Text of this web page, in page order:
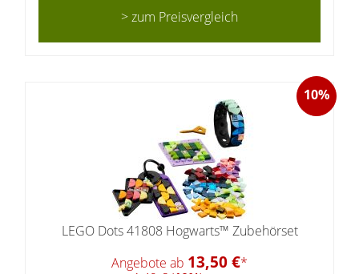
> zum Preisvergleich
10%
LEGO Dots 41808 Hogwarts™ Zubehörset
Angebote ab 13,50 €*